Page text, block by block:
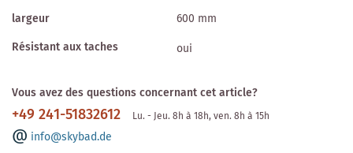
largeur
600 mm
Résistant aux taches
oui
Vous avez des questions concernant cet article?
+49 241-51832612 Lu. - Jeu. 8h à 18h, ven. 8h à 15h
info@skybad.de